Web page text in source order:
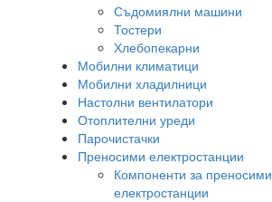
Съдомиялни машини
Тостери
Хлебопекарни
Мобилни климатици
Мобилни хладилници
Настолни вентилатори
Отоплителни уреди
Парочистачки
Преносими електростанции
Компоненти за преносими
електростанции